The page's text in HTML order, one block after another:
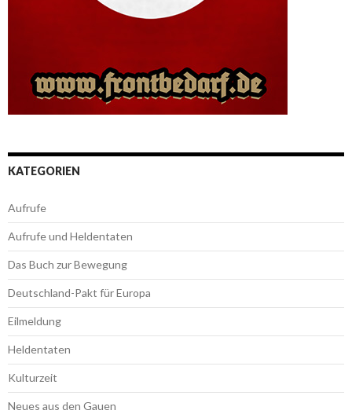
KATEGORIEN
Aufrufe
Aufrufe und Heldentaten
Das Buch zur Bewegung
Deutschland-Pakt für Europa
Eilmeldung
Heldentaten
Kulturzeit
Neues aus den Gauen